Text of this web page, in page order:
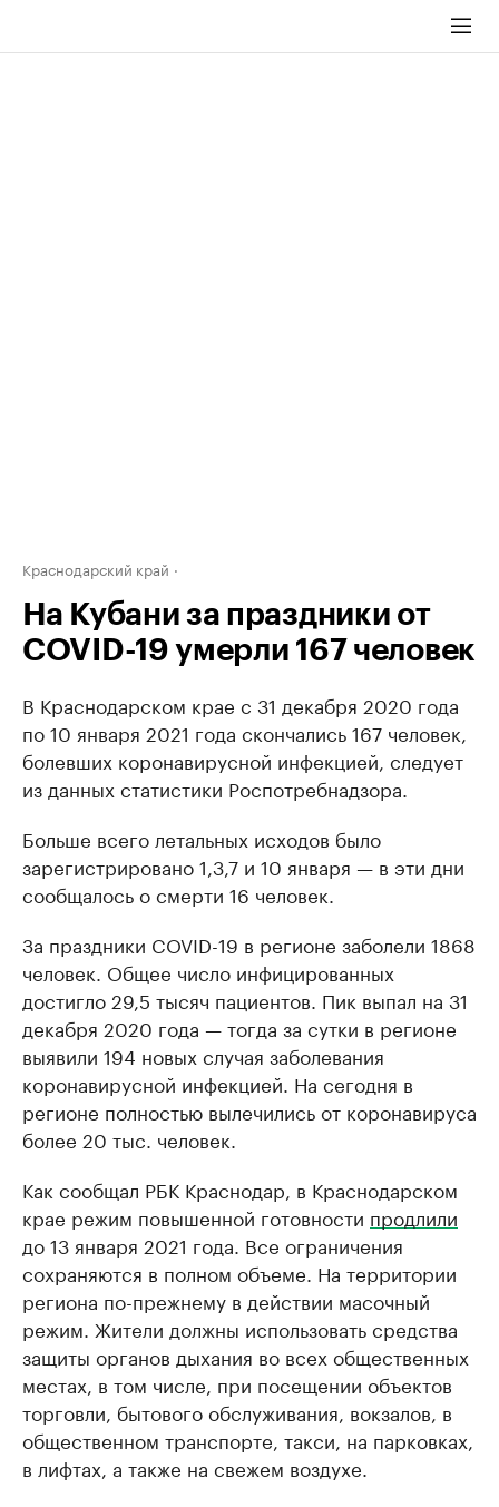
Краснодарский край
На Кубани за праздники от
COVID-19 умерли 167 человек
В Краснодарском крае с 31 декабря 2020 года
по 10 января 2021 года скончались 167 человек,
болевших коронавирусной инфекцией, следует
из данных статистики Роспотребнадзора.
Больше всего летальных исходов было
зарегистрировано 1,3,7 и 10 января — в эти дни
сообщалось о смерти 16 человек.
За праздники COVID-19 в регионе заболели 1868
человек. Общее число инфицированных
достигло 29,5 тысяч пациентов. Пик выпал на 31
декабря 2020 года — тогда за сутки в регионе
выявили 194 новых случая заболевания
коронавирусной инфекцией. На сегодня в
регионе полностью вылечились от коронавируса
более 20 тыс. человек.
Как сообщал РБК Краснодар, в Краснодарском
крае режим повышенной готовности продлили
до 13 января 2021 года. Все ограничения
сохраняются в полном объеме. На территории
региона по-прежнему в действии масочный
режим. Жители должны использовать средства
защиты органов дыхания во всех общественных
местах, в том числе, при посещении объектов
торговли, бытового обслуживания, вокзалов, в
общественном транспорте, такси, на парковках,
в лифтах, а также на свежем воздухе.